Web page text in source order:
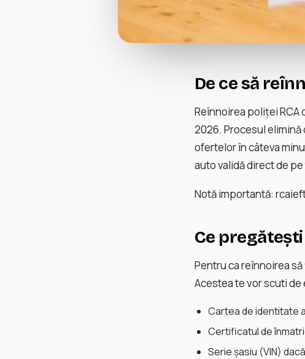
De ce să
Reînnoirea poliței
2026. Procesul
ofertelor în câteva
auto validă direct de
Notă importantă:
Ce
Pentru ca reînnoirea
Acestea te vor scuti
Cartea de identitate
Certificatul de
Serie șasiu (VIN)